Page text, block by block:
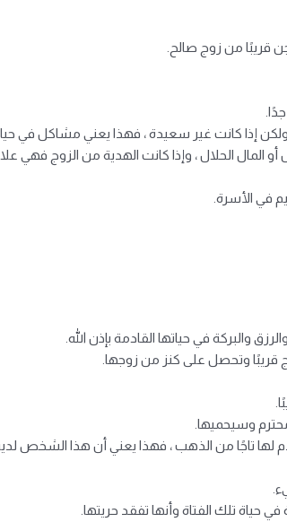
قريبًا من زوج صالح.
إذا كانت غير سعيدة ، فهذا يعني مشاكل في
المال الحلال ، وإذا كانت الهدية من الزوج فهي
في الأسرة.
والبركة في حياتها القادمة بإذن الله.
وتحصل على كنز من زوجها.
وسيحميها.
لها تاجًا من الذهب ، فهذا يعني أن هذا الشخص
حياة تلك الفتاة وأنها تفقد حريتها.